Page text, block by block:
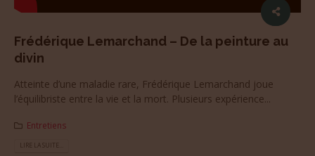
Frédérique Lemarchand – De la peinture au
divin
Atteinte d’une maladie rare, Frédérique Lemarchand joue
l’équilibriste entre la vie et la mort. Plusieurs expérience...
Entretiens
LIRE LA SUITE...